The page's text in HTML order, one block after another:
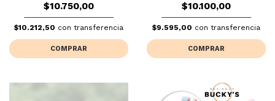
$10.750,00
$10.212,50 con transferencia
COMPRAR
$10.100,00
$9.595,00 con transferencia
COMPRAR